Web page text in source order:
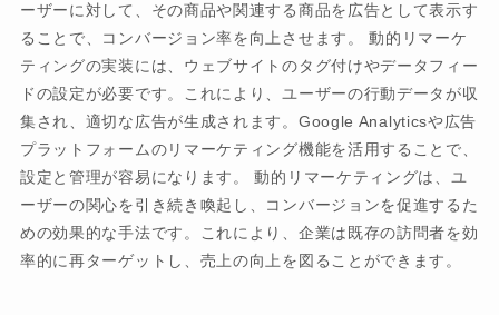
ーザーに対して、その商品や関連する商品を広告として表示す
ることで、コンバージョン率を向上させます。 動的リマーケ
ティングの実装には、ウェブサイトのタグ付けやデータフィー
ドの設定が必要です。これにより、ユーザーの行動データが収
集され、適切な広告が生成されます。Google Analyticsや広告
プラットフォームのリマーケティング機能を活用することで、
設定と管理が容易になります。 動的リマーケティングは、ユ
ーザーの関心を引き続き喚起し、コンバージョンを促進するた
めの効果的な手法です。これにより、企業は既存の訪問者を効
率的に再ターゲットし、売上の向上を図ることができます。